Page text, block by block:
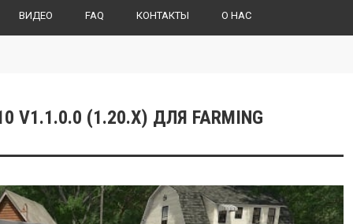
ВИДЕО FAQ КОНТАКТЫ О НАС
V1.1.0.0 (1.20.X) ДЛЯ FARMING